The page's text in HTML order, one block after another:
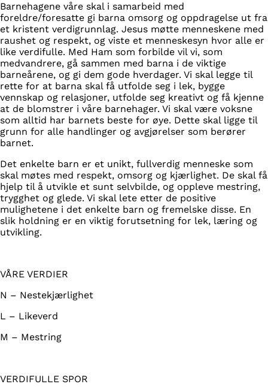
Barnehagene våre skal i samarbeid med
foreldre/foresatte gi barna omsorg og oppdragelse ut fra
et kristent verdigrunnlag. Jesus møtte menneskene med
raushet og respekt, og viste et menneskesyn hvor alle er
like verdifulle. Med Ham som forbilde vil vi, som
medvandrere, gå sammen med barna i de viktige
barneårene, og gi dem gode hverdager. Vi skal legge til
rette for at barna skal få utfolde seg i lek, bygge
vennskap og relasjoner, utfolde seg kreativt og få kjenne
at de blomstrer i våre barnehager. Vi skal være voksne
som alltid har barnets beste for øye. Dette skal ligge til
grunn for alle handlinger og avgjørelser som berører
barnet.
Det enkelte barn er et unikt, fullverdig menneske som
skal møtes med respekt, omsorg og kjærlighet. De skal få
hjelp til å utvikle et sunt selvbilde, og oppleve mestring,
trygghet og glede. Vi skal lete etter de positive
mulighetene i det enkelte barn og fremelske disse. En
slik holdning er en viktig forutsetning for lek, læring og
utvikling.
VÅRE VERDIER
N – Nestekjærlighet
L – Likeverd
M – Mestring
VERDIFULLE SPOR